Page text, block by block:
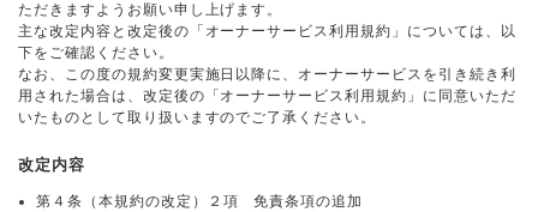
ただきますようお願い申し上げます。
主な改定内容と改定後の「オーナーサービス利用規約」については、以
下をご確認ください。
なお、この度の規約変更実施日以降に、オーナーサービスを引き続き利
用された場合は、改定後の「オーナーサービス利用規約」に同意いただ
いたものとして取り扱いますのでご了承ください。
改定内容
第４条（本規約の改定）２項 免責条項の追加